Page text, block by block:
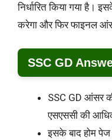
निर्धारित किया गया है।
करेगा और फिर फाइनल
SSC GD
SSC GD आंसर
एसएससी की
इसके बाद होम पेज